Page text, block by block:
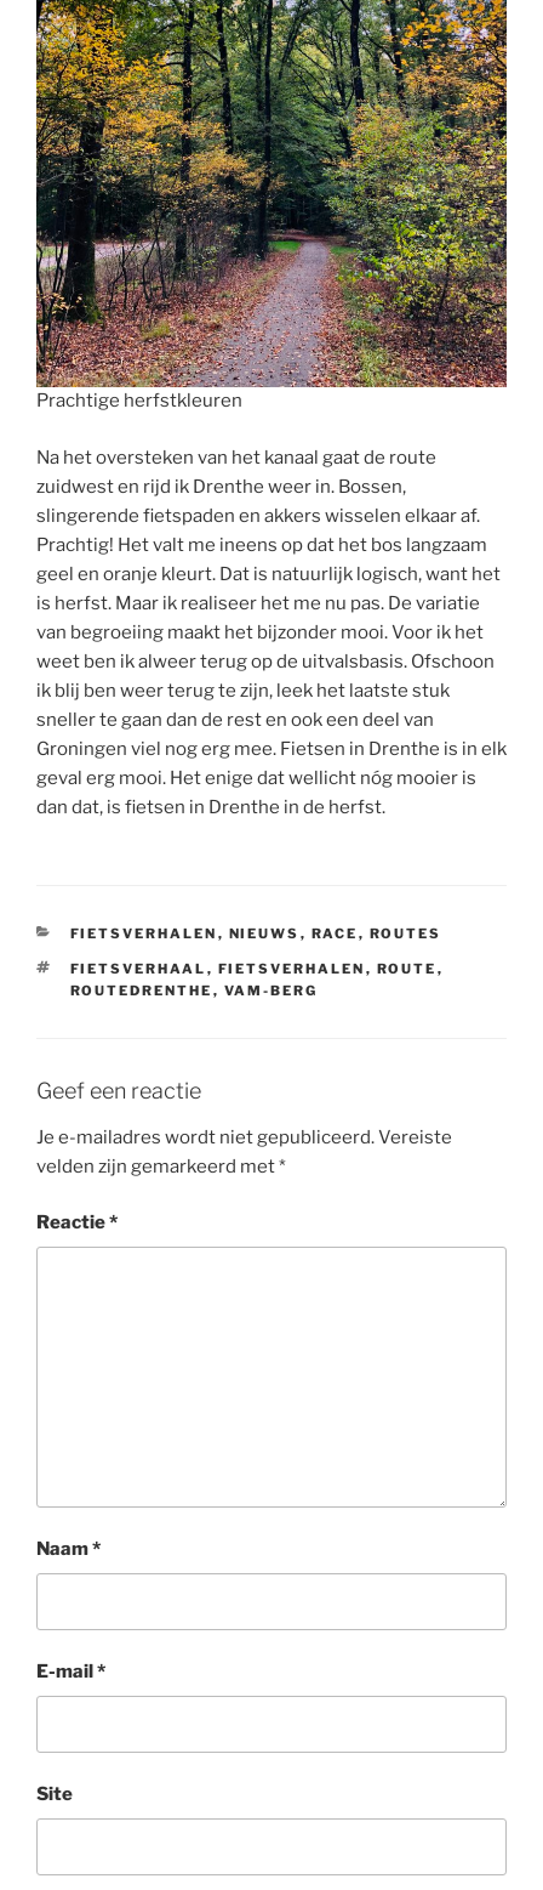
Prachtige herfstkleuren
Na het oversteken van het kanaal gaat de route
zuidwest en rijd ik Drenthe weer in. Bossen,
slingerende fietspaden en akkers wisselen elkaar af.
Prachtig! Het valt me ineens op dat het bos langzaam
geel en oranje kleurt. Dat is natuurlijk logisch, want het
is herfst. Maar ik realiseer het me nu pas. De variatie
van begroeiing maakt het bijzonder mooi. Voor ik het
weet ben ik alweer terug op de uitvalsbasis. Ofschoon
ik blij ben weer terug te zijn, leek het laatste stuk
sneller te gaan dan de rest en ook een deel van
Groningen viel nog erg mee. Fietsen in Drenthe is in elk
geval erg mooi. Het enige dat wellicht nóg mooier is
dan dat, is fietsen in Drenthe in de herfst.
CATEGORIEËN
FIETSVERHALEN , NIEUWS , RACE , ROUTES
TAGS
FIETSVERHAAL , FIETSVERHALEN , ROUTE ,
ROUTEDRENTHE , VAM-BERG
Geef een reactie
Je e-mailadres wordt niet gepubliceerd.Vereiste
velden zijn gemarkeerd met*
Reactie*
Naam*
E-mail*
Site